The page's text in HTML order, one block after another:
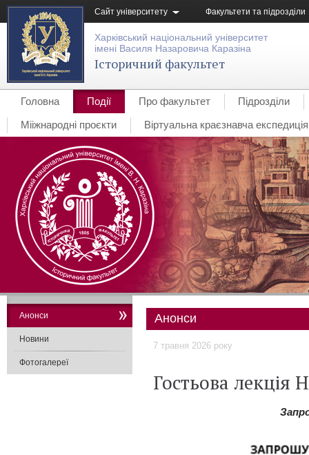
Сайт університету Факультети та підрозділи
Харківський національний університет
імені Василя Назаровича Каразіна
Історичний факультет
Головна Події Про факультет
Підрозділи
Мііжнародні проєкти
Віртуальна краєзнавча
Анонси
7 травня 2026 року
Гостьова лекція
Анонси
Новини
Фотогалереї